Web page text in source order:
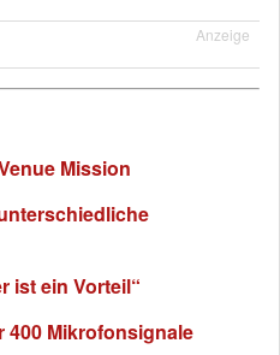
Anzeige
Mission
ist ein Vorteil“
400 Mikrofonsignale